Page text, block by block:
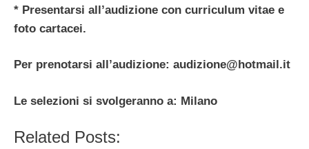
* Presentarsi all’audizione con curriculum vitae e
foto cartacei.
Per prenotarsi all’audizione: audizione@hotmail.it
Le selezioni si svolgeranno a: Milano
Related Posts: